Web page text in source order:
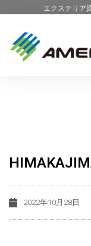
エクステリア
2022年10月28日